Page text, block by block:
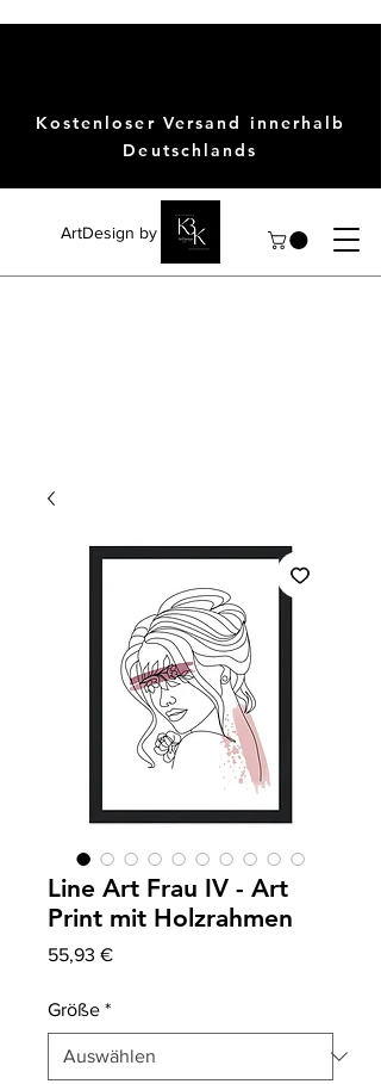
ArtDesign by KBK
Kostenloser Versand innerhalb
Deutschlands
Line Art Frau IV - Art
Print mit Holzrahmen
55,93 €Preis
Größe *